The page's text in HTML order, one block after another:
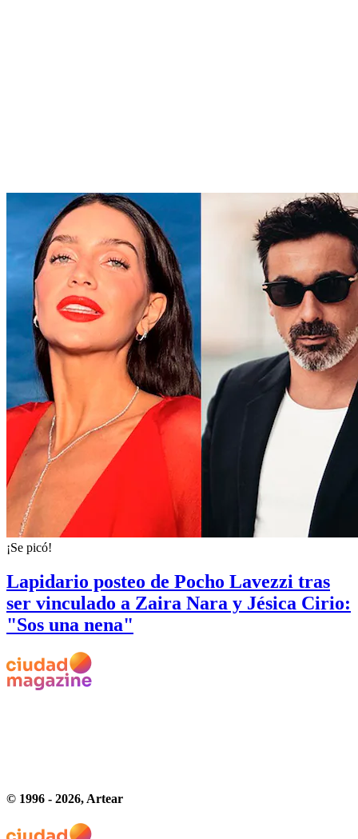
¡Se picó!
Lapidario posteo de Pocho Lavezzi tras
ser vinculado a Zaira Nara y Jésica Cirio:
"Sos una nena"
© 1996 - 2026, Artear